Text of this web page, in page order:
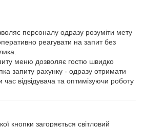
персоналу одразу розуміти мету
реагувати на запит без
меню дозволяє гостю швидко
запиту рахунку - одразу отримати
відвідувача та оптимізуючи роботу
кнопки загоряється світловий